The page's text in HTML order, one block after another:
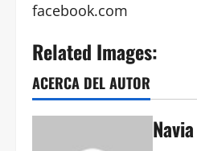
facebook.com
Related Images:
ACERCA DEL AUTOR